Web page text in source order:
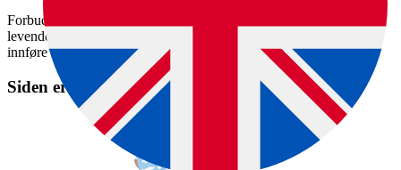
Forbudet gjelder ikke insekter. Flere av reptilene bør mates med
levende insekter. Du må ha tillatelse fra Miljødirektoratet for å
innføre levende insekter fra utlandet.
Siden er en del av denne veiledningen: